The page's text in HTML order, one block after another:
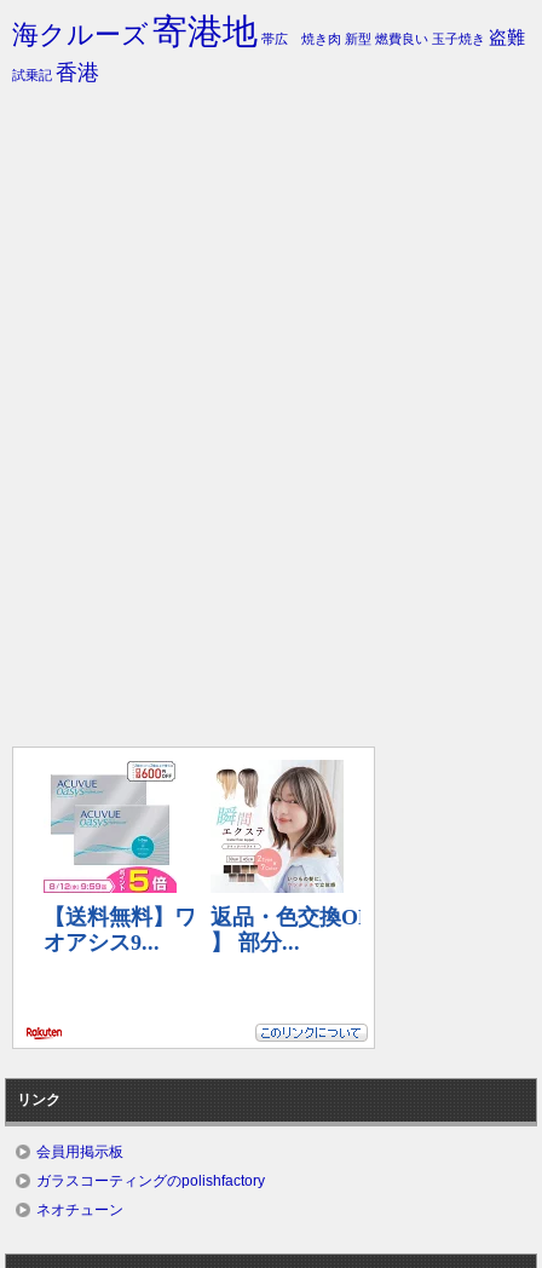
海クルーズ寄港地 帯広 焼き肉 新型 燃費良い 玉子焼き 盗難
試乗記 香港
リンク
会員用掲示板
ガラスコーティングのpolishfactory
ネオチューン